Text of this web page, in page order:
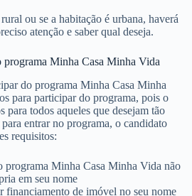
ou se a habitação é urbana, haverá
atenção e saber qual deseja.
programa Minha Casa Minha Vida
do programa Minha Casa Minha
para participar do programa, pois o
para todos aqueles que desejam tão
entrar no programa, o candidato
requisitos:
programa Minha Casa Minha Vida não
em seu nome
financiamento de imóvel no seu nome